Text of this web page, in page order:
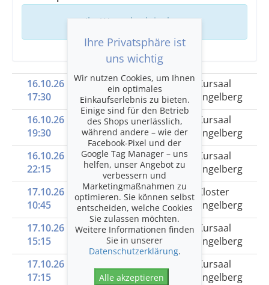
Ihr Warenkorb ist leer
16.10.26
17:30
1| Eröffnungskonzert
«Zeichen»
Kursaal
Engelberg
16.10.26
19:30
2| «Spiele»
Kursaal
Engelberg
16.10.26
22:15
3| Late-Night aus
Budapest
Kursaal
Engelberg
17.10.26
10:45
4| Matinee Kloster:
«Dialoge»
Kloster
Engelberg
17.10.26
15:15
5| «The Broken Column»
Kursaal
Engelberg
17.10.26
17:15
Schumann»
Kursaal
Engelberg
Ihre Privatsphäre ist
uns wichtig
Wir nutzen Cookies, um Ihnen
ein optimales
Einkaufserlebnis zu bieten.
Einige sind für den Betrieb
des Shops unerlässlich,
während andere – wie der
Facebook-Pixel und der
Google Tag Manager – uns
helfen, unser Angebot zu
verbessern und
Marketingmaßnahmen zu
optimieren. Sie können selbst
entscheiden, welche Cookies
Sie zulassen möchten.
Weitere Informationen finden
Sie in unserer
Datenschutzerklärung.
Alle akzeptieren